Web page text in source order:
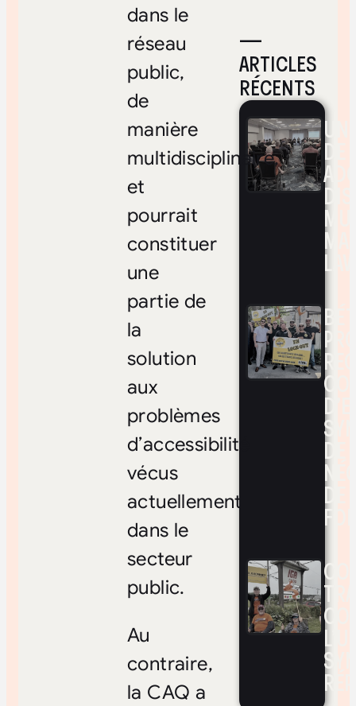
—
ARTICLES
RÉCENTS
DE
DE
DE
FOI
dans le
réseau
public,
de
manière
multidisciplinaire,
et
pourrait
constituer
une
partie de
la
solution
aux
problèmes
d’accessibilité
vécus
actuellement
dans le
secteur
public.
Au
contraire,
la CAQ a